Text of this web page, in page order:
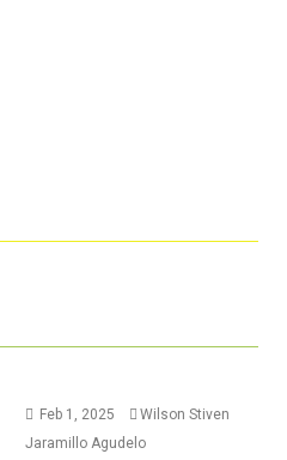
Feb 1, 2025
Wilson Stiven
Jaramillo Agudelo